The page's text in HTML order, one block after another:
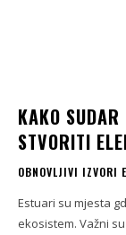
KAKO
STVORITI
OBNOVLJIVI IZVORI
Estuari su mjesta
ekosistem. Važni